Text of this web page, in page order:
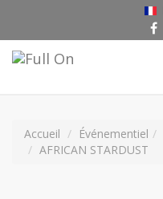
Accueil Événementiel
AFRICAN STARDUST